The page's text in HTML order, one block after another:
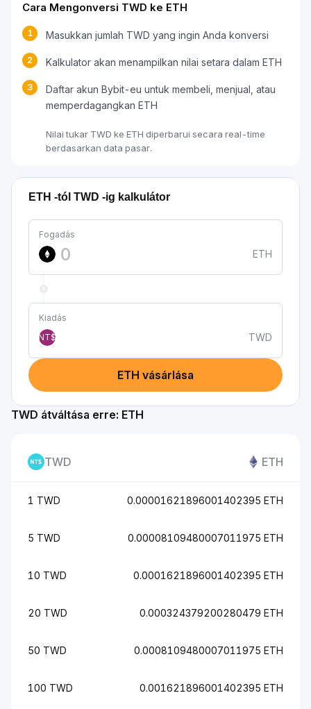
Cara Mengonversi TWD ke ETH
1 Masukkan jumlah TWD yang ingin Anda konversi
2 Kalkulator akan menampilkan nilai setara dalam ETH
3
Daftar akun Bybit-eu untuk membeli, menjual, atau
memperdagangkan ETH
Nilai tukar TWD ke ETH diperbarui secara real-time
berdasarkan data pasar.
ETH -tól TWD -ig kalkulátor
Fogadás
ETH
Kiadás
NT$
TWD
ETH vásárlása
TWD átváltása erre: ETH
TWD ETH
1 TWD 0.00001621896001402395 ETH
5 TWD 0.00008109480007011975 ETH
10 TWD 0.0001621896001402395 ETH
20 TWD 0.000324379200280479 ETH
50 TWD 0.0008109480007011975 ETH
100 TWD 0.001621896001402395 ETH